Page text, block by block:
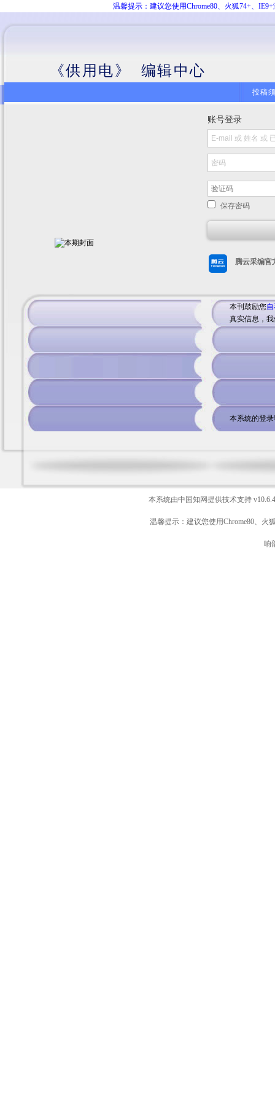
温馨提示：建议您使用Chrome80、火狐74+、
《供用电》 编辑中心
投稿
账号登录
保存密码
腾云采编官
本刊鼓励您
真实信息，
本系统的登
本系统由中国知网提供技术支持
温馨提示：建议您使用Chrome80、火
响